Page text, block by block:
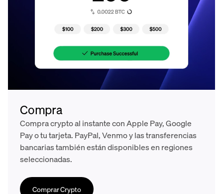
Compra
Compra crypto al instante con Apple Pay, Google
Pay o tu tarjeta. PayPal, Venmo y las transferencias
bancarias también están disponibles en regiones
seleccionadas.
Comprar Crypto